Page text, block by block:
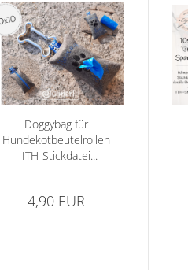
Doggybag für
Hundekotbeutelrollen
- ITH-Stickdatei...
4,90 EUR